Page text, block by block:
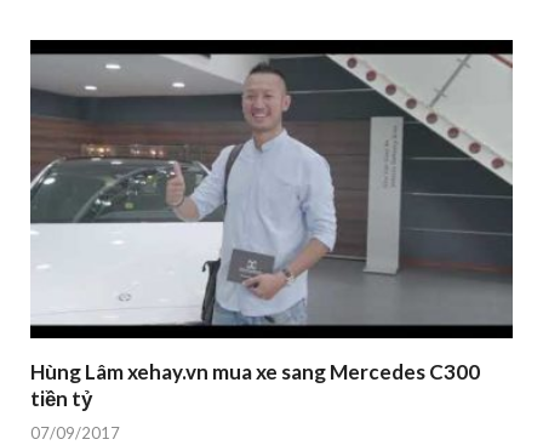
Hùng Lâm xehay.vn mua xe sang Mercedes C300
tiền tỷ
07/09/2017